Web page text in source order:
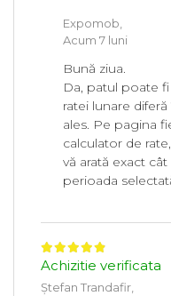
Expomob,
Acum 7 luni
Bună ziua.
Da, patul poate
ratei lunare
ales. Pe pagina
calculator de
vă arată exact
perioada
Achizitie verificata
Ștefan Trandafir,